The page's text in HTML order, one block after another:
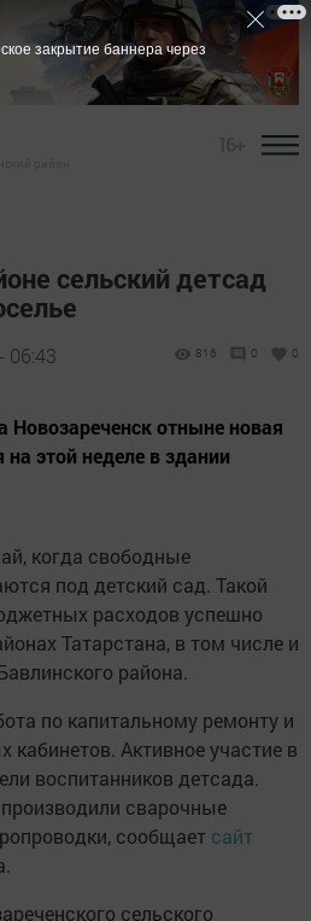
сельский детсад
06:43 816 0 0
Новозареченск отныне новая
на этой неделе в здании
когда свободные
под детский сад. Такой
расходов успешно
Татарстана, в том числе и
района.
по капитальному ремонту и
кабинетов. Активное участие в
воспитанников детсада.
сварочные
сообщает сайт
сельского
закрытие баннера через